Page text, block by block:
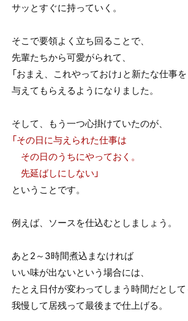
サッとすぐに持っていく。
そこで要領よく立ち回ることで、
先輩たちから可愛がられて、
「おまえ、これやっておけ」と新たな仕事を
与えてもらえるようになりました。
そして、もう一つ心掛けていたのが、
「その日に与えられた仕事は
その日のうちにやっておく。
先延ばしにしない」
ということです。
例えば、ソースを仕込むとしましょう。
あと2～3時間煮込まなければ
いい味が出ないという場合には、
たとえ日付が変わってしまう時間だとし
我慢して居残って最後まで仕上げる。